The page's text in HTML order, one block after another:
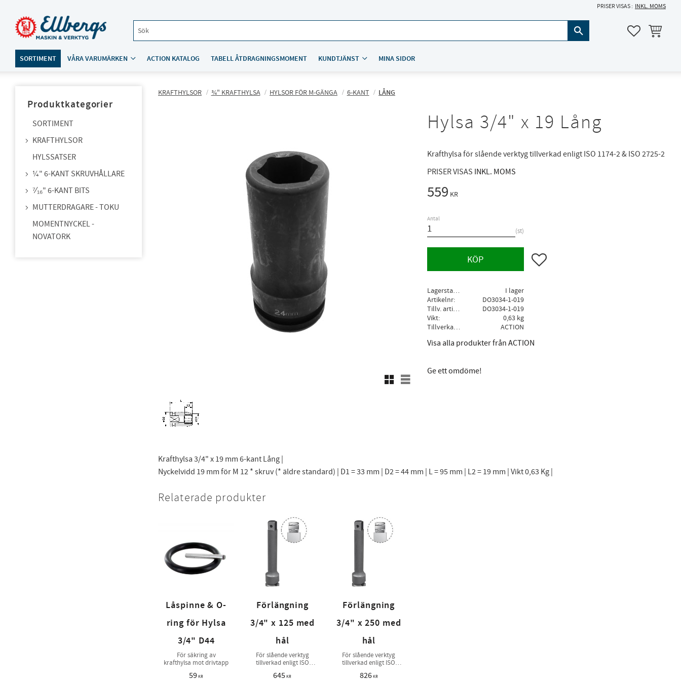
PRISER VISAS INKL. MOMS
FAVORITER
KUNDVAGN
SORTIMENT VÅRA VARUMÄRKEN ACTION KATALOG TABELL ÅTDRAGNINGSMOMENT KUNDTJÄNST MINA SIDOR
KRAFTHYLSOR ¾" KRAFTHYLSA HYLSOR FÖR M-GÄNGA 6-KANT LÅNG
Hylsa 3/4" x 19 Lång
Krafthylsa för slående verktyg tillverkad enligt ISO 1174-2 & ISO 2725-2
PRISER VISAS INKL. MOMS
Rutnätsvy
Listvy
559 KR
Antal
st
KÖP Lägg till i favoriter
Lagerstatus
I lager
Artikelnr
DO3034-1-019
Tillv. artikelnr
DO3034-1-019
Vikt
0,63 kg
Tillverkare
ACTION
Visa alla produkter från ACTION
Ge ett omdöme!
Krafthylsa 3/4" x 19 mm 6-kant Lång |
Nyckelvidd 19 mm för M 12 * skruv (* äldre standard) | D1 = 33 mm | D2 = 44 mm | L = 95 mm | L2 = 19 mm | Vikt 0,63 Kg |
Relaterade produkter
Låspinne & O-
ring för Hylsa
3/4" D44
För säkring av
krafthylsa mot drivtapp
59KR
Förlängning
3/4" x 125 med
hål
För slående verktyg
tillverkad enligt ISO
645KR
Förlängning
3/4" x 250 med
hål
För slående verktyg
tillverkad enligt ISO
826KR
Produktkategorier
SORTIMENT
KRAFTHYLSOR
HYLSSATSER
¼" 6-KANT SKRUVHÅLLARE
⁷⁄₁₆" 6-KANT BITS
MUTTERDRAGARE - TOKU
MOMENTNYCKEL -
NOVATORK